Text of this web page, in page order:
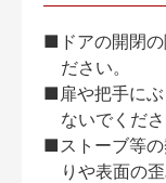
■ドアの開閉の
ださい。
■扉や把手にぶ
ないでくださ
■ストーブ等の
りや表面の